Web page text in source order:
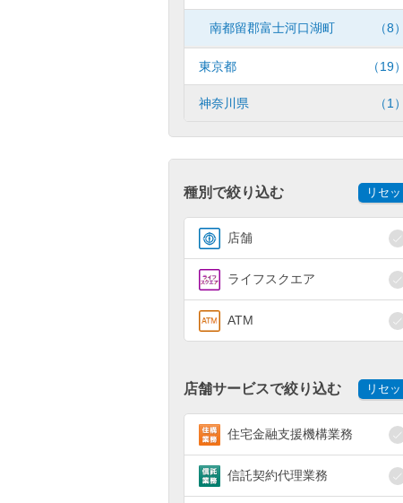
南都留郡富士河口湖町 （8）
東京都 （19）
神奈川県 （1）
種別で絞り込む リセッ
店舗
ライフスクエア
ATM
店舗サービスで絞り込む リセッ
住宅金融支援機構業務
信託契約代理業務